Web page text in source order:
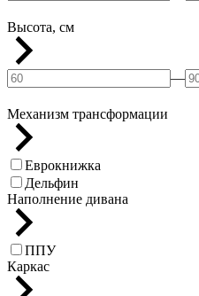
Высота, см
—
Механизм трансформации
Еврокнижка
Дельфин
Наполнение дивана
ППУ
Каркас